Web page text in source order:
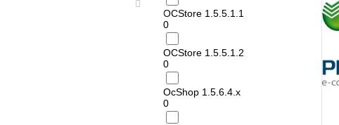
OCStore 1.5.5.1.1
0
OCStore 1.5.5.1.2
0
OcShop 1.5.6.4.х
0